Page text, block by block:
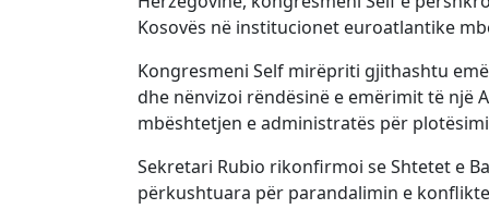
Kosovës në institucionet euroatlantike
Kongresmeni Self mirëpriti gjithashtu
dhe nënvizoi rëndësinë e emërimit të një
mbështetjen e administratës për
Sekretari Rubio rikonfirmoi se Shtetet e
përkushtuara për parandalimin e